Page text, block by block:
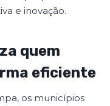
e inovação.
quem
eficiente
os municípios